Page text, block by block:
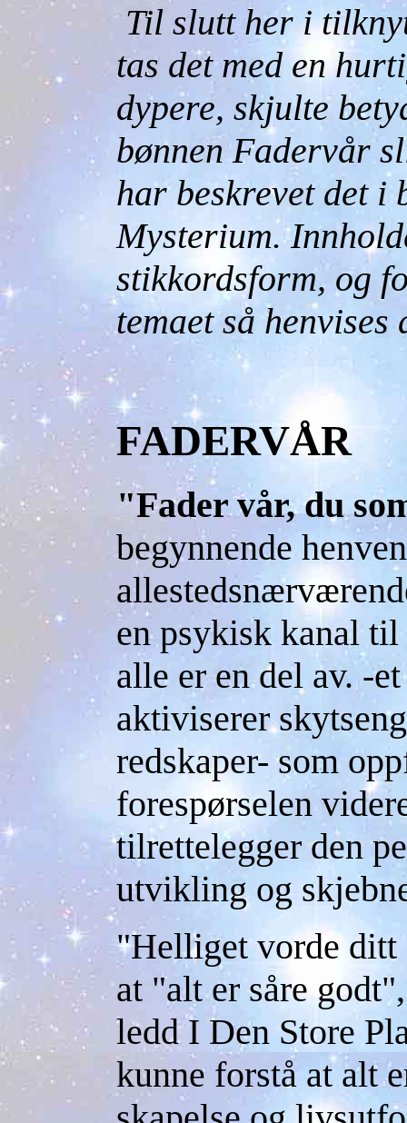
Til slutt her i
tas det med en
dypere, skjulte
bønnen Fadervår
har beskrevet det i
Mysterium.
stikkordsform, og
temaet så
FADERVÅR
"Fader vår, du
begynnende
en psykisk kanal
alle er en del av. -
aktiviserer
redskaper- som
forespørselen
tilrettelegger den
utvikling og
"Helliget vorde ditt
at "alt er såre
ledd I Den Store
kunne forstå at alt